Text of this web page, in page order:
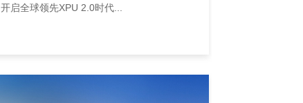
开启全球领先XPU 2.0时代...